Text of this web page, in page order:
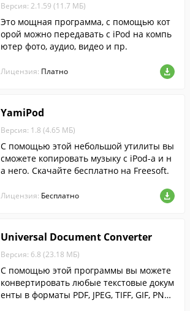
Версия: 2.1.59 (11.7 МБ)
Это мощная программа, с помощью кот
орой можно передавать с iPod на компь
ютер фото, аудио, видео и пр.
Лицензия: Платно
YamiPod
Версия: 1.8 (4.65 МБ)
С помощью этой небольшой утилиты вы
сможете копировать музыку с iPod-а и н
а него. Скачайте бесплатно на Freesoft.
Лицензия: Бесплатно
Universal Document Converter
Версия: 6.8 (23.18 МБ)
С помощью этой программы вы можете
конвертировать любые текстовые докум
енты в форматы PDF, JPEG, TIFF, GIF, PNG